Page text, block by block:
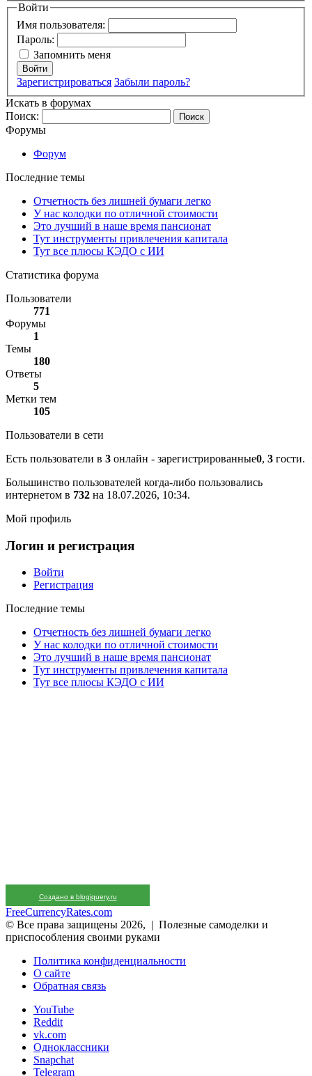
Войти
Имя пользователя:
Пароль:
Запомнить меня
Войти
Зарегистрироваться Забыли пароль?
Искать в форумах
Поиск:
Форумы
Форум
Последние темы
Отчетность без лишней бумаги легко
У нас колодки по отличной стоимости
Это лучший в наше время пансионат
Тут инструменты привлечения капитала
Тут все плюсы КЭДО с ИИ
Статистика форума
Пользователи
771
Форумы
1
Темы
180
Ответы
5
Метки тем
105
Пользователи в сети
Есть пользователи в 3 онлайн - зарегистрированные0, 3 гости.
Большинство пользователей когда-либо пользовались
интернетом в 732 на 18.07.2026, 10:34.
Мой профиль
Логин и регистрация
Войти
Регистрация
Последние темы
Отчетность без лишней бумаги легко
У нас колодки по отличной стоимости
Это лучший в наше время пансионат
Тут инструменты привлечения капитала
Тут все плюсы КЭДО с ИИ
Создано в blogjquery.ru
FreeCurrencyRates.com
© Все права защищены 2026, | Полезные самоделки и
приспособления своими руками
Политика конфиденциальности
О сайте
Обратная связь
YouTube
Reddit
vk.com
Одноклассники
Snapchat
Telegram